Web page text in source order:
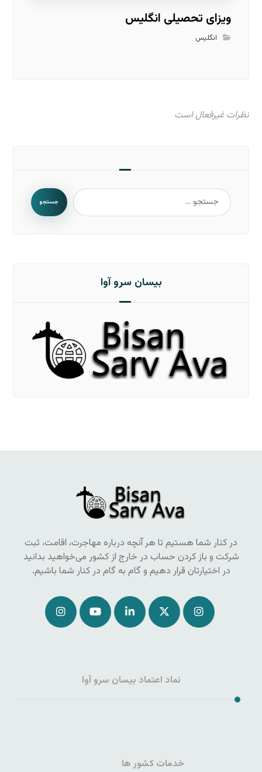
ویزای تحصیلی انگلیس
انگلیس
نظرات غیرفعال است
جستجو
بیسان سرو آوا
در کنار شما هستیم تا هر آنچه درباره مهاجرت، اقامت، ثبت
شرکت و باز کردن حساب در خارج از کشور می‌خواهید بدانید
در اختیارتان قرار دهیم و گام به گام در کنار شما باشیم.
نماد اعتماد بیسان سرو آوا
خدمات کشور ها